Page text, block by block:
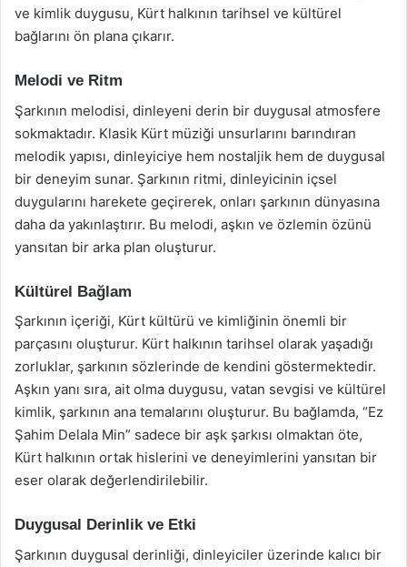
ve kimlik duygusu, Kürt halkının tarihsel ve kültürel
bağlarını ön plana çıkarır.
Melodi ve Ritm
Şarkının melodisi, dinleyeni derin bir duygusal atmosfere
sokmaktadır. Klasik Kürt müziği unsurlarını barındıran
melodik yapısı, dinleyiciye hem nostaljik hem de duygusal
bir deneyim sunar. Şarkının ritmi, dinleyicinin içsel
duygularını harekete geçirerek, onları şarkının dünyasına
daha da yakınlaştırır. Bu melodi, aşkın ve özlemin özünü
yansıtan bir arka plan oluşturur.
Kültürel Bağlam
Şarkının içeriği, Kürt kültürü ve kimliğinin önemli bir
parçasını oluşturur. Kürt halkının tarihsel olarak yaşadığı
zorluklar, şarkının sözlerinde de kendini göstermektedir.
Aşkın yanı sıra, ait olma duygusu, vatan sevgisi ve kültürel
kimlik, şarkının ana temalarını oluşturur. Bu bağlamda, “Ez
Şahim Delala Min” sadece bir aşk şarkısı olmaktan öte,
Kürt halkının ortak hislerini ve deneyimlerini yansıtan bir
eser olarak değerlendirilebilir.
Duygusal Derinlik ve Etki
Şarkının duygusal derinliği, dinleyiciler üzerinde kalıcı bir